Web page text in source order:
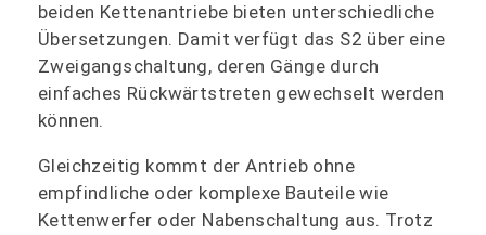
beiden Kettenantriebe bieten unterschiedliche
Übersetzungen. Damit verfügt das S2 über eine
Zweigangschaltung, deren Gänge durch
einfaches Rückwärtstreten gewechselt werden
können.
Gleichzeitig kommt der Antrieb ohne
empfindliche oder komplexe Bauteile wie
Kettenwerfer oder Nabenschaltung aus. Trotz